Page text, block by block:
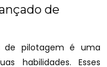
de
de pilotagem é uma
habilidades. Esses